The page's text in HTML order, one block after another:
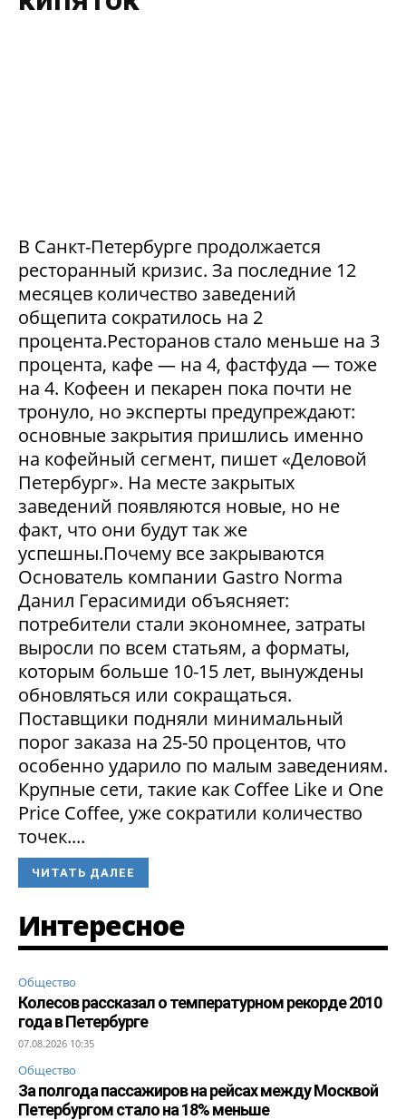
В Санкт-Петербурге продолжается
ресторанный кризис. За последние 12
месяцев количество заведений
общепита сократилось на 2
процента.Ресторанов стало меньше на 3
процента, кафе — на 4, фастфуда — тоже
на 4. Кофеен и пекарен пока почти не
тронуло, но эксперты предупреждают:
основные закрытия пришлись именно
на кофейный сегмент, пишет «Деловой
Петербург». На месте закрытых
заведений появляются новые, но не
факт, что они будут так же
успешны.Почему все закрываются
Основатель компании Gastro Norma
Данил Герасимиди объясняет:
потребители стали экономнее, затраты
выросли по всем статьям, а форматы,
которым больше 10-15 лет, вынуждены
обновляться или сокращаться.
Поставщики подняли минимальный
порог заказа на 25-50 процентов, что
особенно ударило по малым заведениям.
Крупные сети, такие как Coffee Like и One
Price Coffee, уже сократили количество
точек....
ЧИТАТЬ ДАЛЕЕ
Интересное
Общество
Колесов рассказал о температурном рекорде 2010
года в Петербурге
07.08.2026 10:35
Общество
За полгода пассажиров на рейсах между Москвой
Петербургом стало на 18% меньше